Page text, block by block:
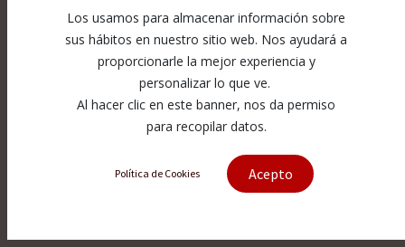
[A-2236] 2-Piece Coupling With
Los usamos para almacenar información sobre
sus hábitos en nuestro sitio web. Nos ayudará a
proporcionarle la mejor experiencia y
personalizar lo que ve.
Al hacer clic en este banner, nos da permiso
para recopilar datos.
Política de Cookies Acepto